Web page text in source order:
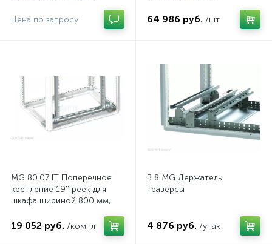
стали, с перемычкой
Цена по запросу 64 986 руб. /шт
MG 80.07 IT Поперечное
крепление 19'' реек для
шкафа шириной 800 мм,
19 052 руб. /компл
B 8 MG Держатель
траверсы
4 876 руб. /упак